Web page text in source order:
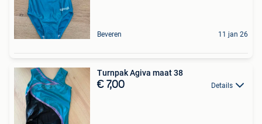
Beveren 11 jan 26
Turnpak Agiva maat 38
€ 7,00 Details